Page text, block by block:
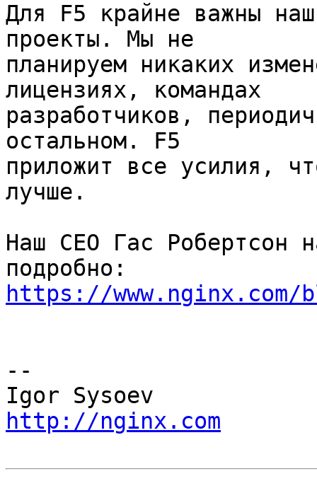
Для F5 крайне важны
проекты. Мы не
планируем никаких
лицензиях, командах
разработчиков,
остальном. F5
приложит все усилия,
лучше.
Наш CEO Гас Робертсон
https://
--
http://nginx.com